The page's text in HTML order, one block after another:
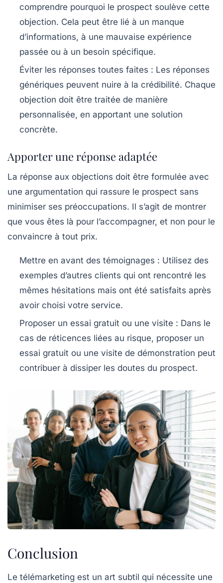
comprendre pourquoi le prospect soulève cette
objection. Cela peut être lié à un manque
d’informations, à une mauvaise expérience
passée ou à un besoin spécifique.
Éviter les réponses toutes faites : Les réponses
génériques peuvent nuire à la crédibilité. Chaque
objection doit être traitée de manière
personnalisée, en apportant une solution
concrète.
Apporter une réponse adaptée
La réponse aux objections doit être formulée avec
une argumentation qui rassure le prospect sans
minimiser ses préoccupations. Il s’agit de montrer
que vous êtes là pour l’accompagner, et non pour le
convaincre à tout prix.
Mettre en avant des témoignages : Utilisez des
exemples d’autres clients qui ont rencontré les
mêmes hésitations mais ont été satisfaits après
avoir choisi votre service.
Proposer un essai gratuit ou une visite : Dans le
cas de réticences liées au risque, proposer un
essai gratuit ou une visite de démonstration peut
contribuer à dissiper les doutes du prospect.
Conclusion
Le télémarketing est un art subtil qui nécessite une